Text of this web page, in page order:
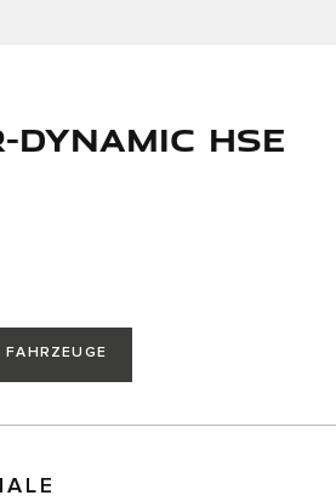
DYNAMIC HSE
FAHRZEUGE